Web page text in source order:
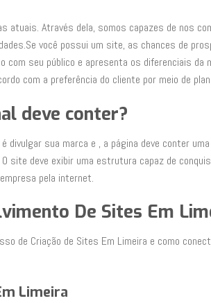
atuais. Através dela, somos capazes de nos
você possui um site, as chances de
com seu público e apresenta os diferenciais
com a preferência do cliente por meio de
deve conter?
divulgar sua marca e , a página deve conter
site deve exibir uma estrutura capaz de
pela internet.
De Sites Em
de Criação de Sites Em Limeira e como
Limeira